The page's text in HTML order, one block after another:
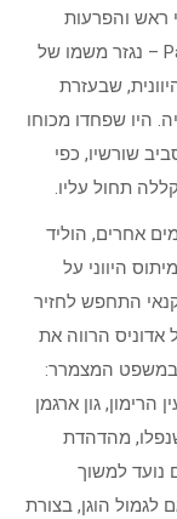
ראש והפרעות
שבעזרת
היו שפחדו מכוחו
שורשיו, כפי
תחול עליו.
אחרים, הוליד
היווני על
התחפש לחזיר
אדוניס הרווה את
במשפט המצמרר:
גון ארגמן
מהדהדת
למשוך
לגמול הוגן, בצורת